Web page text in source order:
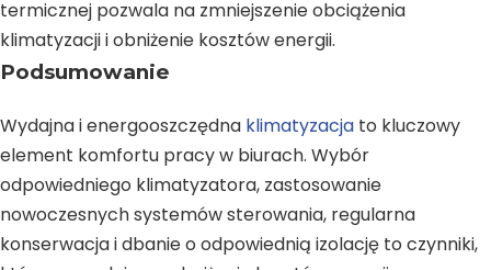
termicznej pozwala na zmniejszenie obciążenia
klimatyzacji i obniżenie kosztów energii.
Podsumowanie
Wydajna i energooszczędna klimatyzacja to kluczowy
element komfortu pracy w biurach. Wybór
odpowiedniego klimatyzatora, zastosowanie
nowoczesnych systemów sterowania, regularna
konserwacja i dbanie o odpowiednią izolację to czynniki,